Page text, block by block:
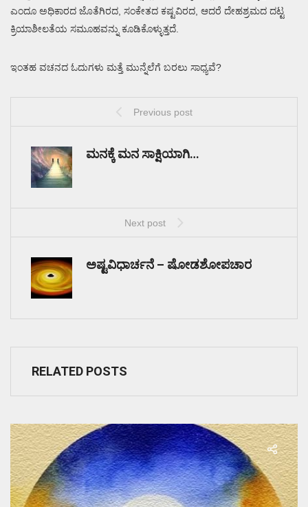
ಎಂದೂ ಅಧಿಕಾರದ ಜೊತೆಗಿರದ, ಸಂಕೇತದ ಕಷ್ಟವಿರದ, ಆದರೆ ದೇಹಶ್ರಮದ ದಟ್ಟ
ಕ್ರಿಯಾಶೀಲತೆಯ ಸಮೂಹವನ್ನು ಕೂಡಿಕೊಳ್ಳುತ್ತದೆ.
ಇಂತಹ ವಚನದ ಓದುಗಳು ಮತ್ತೆ ಮುನ್ನೆಲೆಗೆ ಬರಲು ಸಾಧ್ಯವೆ?
Previous post
ಮನಕ್ಕೆ ಮನ ಸಾಕ್ಷಿಯಾಗಿ…
Next post
ಅಷ್ಟವಿಧಾರ್ಚನೆ – ಷೋಡಶೋಪಚಾರ
RELATED POSTS